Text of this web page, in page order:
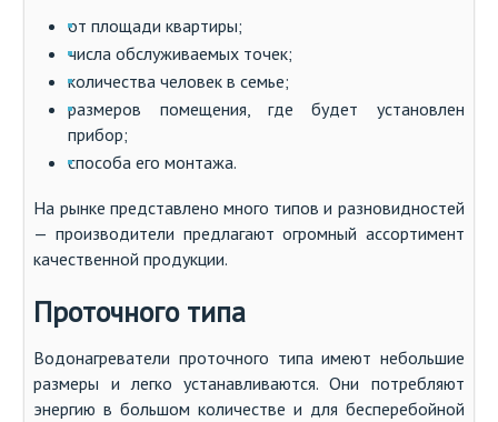
от площади квартиры;
числа обслуживаемых точек;
количества человек в семье;
размеров помещения, где будет установлен
прибор;
способа его монтажа.
На рынке представлено много типов и разновидностей
— производители предлагают огромный ассортимент
качественной продукции.
Проточного типа
Водонагреватели проточного типа имеют небольшие
размеры и легко устанавливаются. Они потребляют
энергию в большом количестве и для бесперебойной